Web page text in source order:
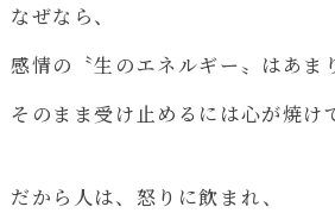
なぜなら、
感情の〝生のエネルギー〟はあま
そのまま受け止めるには心が焼け
だから人は、怒りに飲まれ、